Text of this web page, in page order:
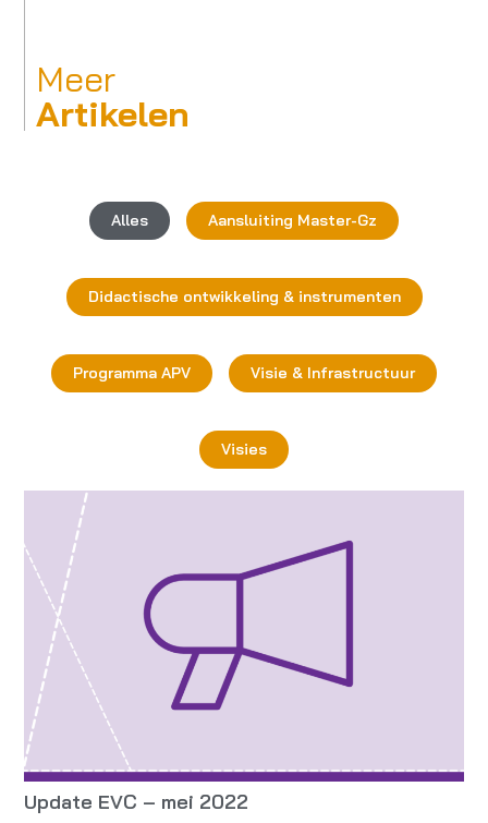
Meer
Artikelen
Alles Aansluiting Master-Gz
Didactische ontwikkeling & instrumenten
Programma APV Visie & Infrastructuur
Visies
Update EVC – mei 2022